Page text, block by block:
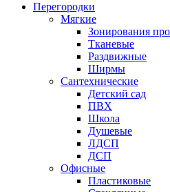
Перегородки
Мягкие
Зонирования
Тканевые
Раздвижные
Ширмы
Сантехнические
Детский сад
ПВХ
Школа
Душевые
ЛДСП
ДСП
Офисные
Пластиковые